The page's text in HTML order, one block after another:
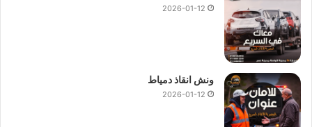
2026-01-12
ونش انقاذ دمياط
2026-01-12